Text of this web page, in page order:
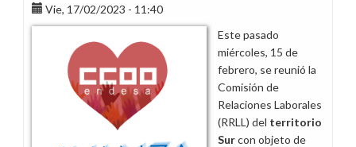
en
Aragón
Vie, 17/02/2023 - 11:40
Este pasado
miércoles, 15 de
febrero, se reunió la
Comisión de
Relaciones Laborales
(RRLL) del territorio
Surcon objeto de